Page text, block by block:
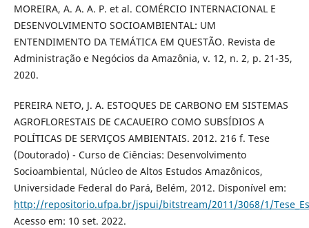
MOREIRA, A. A. A. P. et al. COMÉRCIO INTERNACIONAL E
DESENVOLVIMENTO SOCIOAMBIENTAL: UM
ENTENDIMENTO DA TEMÁTICA EM QUESTÃO. Revista de
Administração e Negócios da Amazônia, v. 12, n. 2, p. 21-35,
2020.
PEREIRA NETO, J. A. ESTOQUES DE CARBONO EM SISTEMAS
AGROFLORESTAIS DE CACAUEIRO COMO SUBSÍDIOS A
POLÍTICAS DE SERVIÇOS AMBIENTAIS. 2012. 216 f. Tese
(Doutorado) - Curso de Ciências: Desenvolvimento
Socioambiental, Núcleo de Altos Estudos Amazônicos,
Universidade Federal do Pará, Belém, 2012. Disponível em:
http://repositorio.ufpa.br/jspui/bitstream/2011/3068/1/
Acesso em: 10 set. 2022.